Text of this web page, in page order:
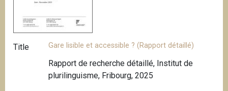
Title Gare lisible et accessible ? (Rapport détaillé)
Rapport de recherche détaillé, Institut de
plurilinguisme, Fribourg, 2025